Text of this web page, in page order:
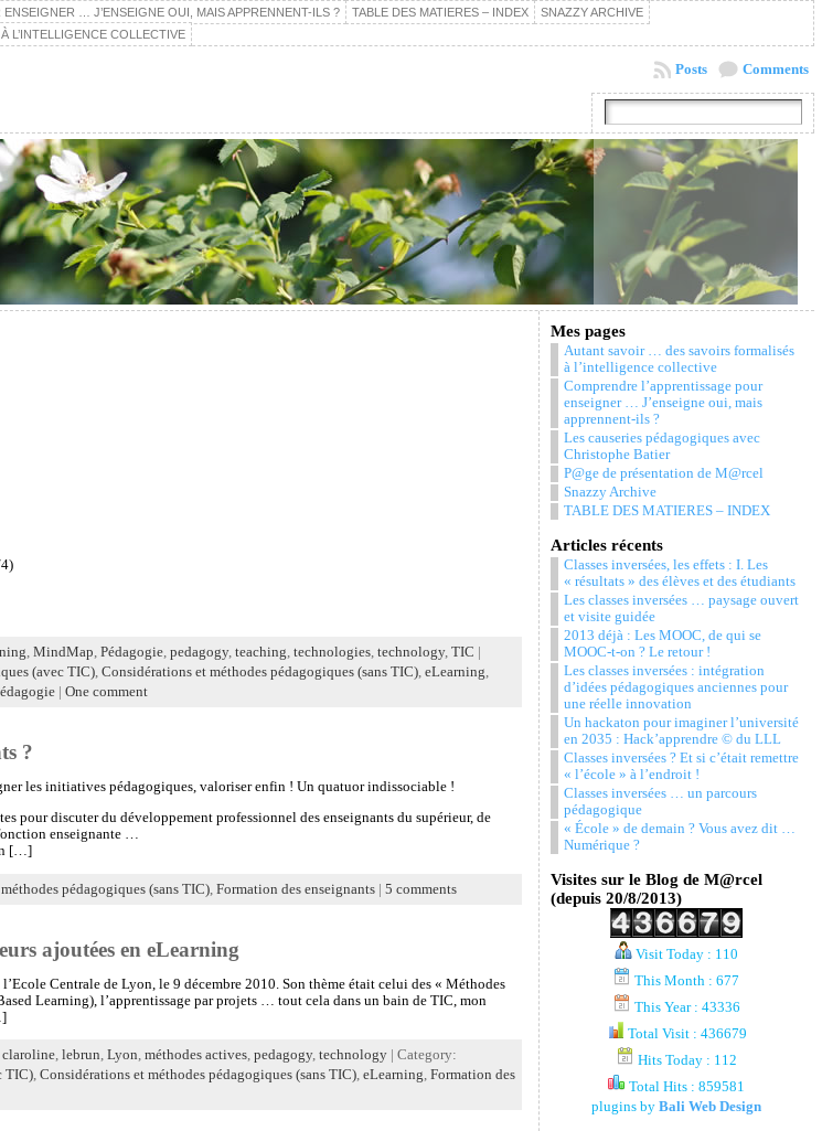
… J’ENSEIGNE OUI, MAIS APPRENNENT-ILS ? TABLE DES MATIERES – INDEX
SNAZZY ARCHIVE
L’INTELLIGENCE COLLECTIVE
Comments
Posts
, MindMap, Pédagogie, pedagogy, teaching, technologies, technology, TIC
(avec TIC), Considérations et méthodes pédagogiques (sans TIC), eLearning,
| One comment
?
les initiatives pédagogiques, valoriser enfin ! Un quatuor indissociable !
pour discuter du développement professionnel des enseignants du supérieur, de
enseignante …
[…]
pédagogiques (sans TIC), Formation des enseignants| 5 comments
ajoutées en eLearning
Centrale de Lyon, le 9 décembre 2010. Son thème était celui des « Méthodes
Learning), l’apprentissage par projets … tout cela dans un bain de TIC, mon
claroline, lebrun, Lyon, méthodes actives, pedagogy, technology| Category:
TIC), Considérations et méthodes pédagogiques (sans TIC), eLearning, Formation des
Mes pages
Autant savoir … des savoirs formalisés
à l’intelligence collective
Comprendre l’apprentissage pour
enseigner … J’enseigne oui, mais
apprennent-ils ?
Les causeries pédagogiques avec
Christophe Batier
P@ge de présentation de M@rcel
Snazzy Archive
TABLE DES MATIERES – INDEX
Articles récents
Classes inversées, les effets : I. Les
« résultats » des élèves et des étudiants
Les classes inversées … paysage ouvert
et visite guidée
2013 déjà : Les MOOC, de qui se
MOOC-t-on ? Le retour !
Les classes inversées : intégration
d’idées pédagogiques anciennes pour
une réelle innovation
Un hackaton pour imaginer l’université
en 2035 : Hack’apprendre © du LLL
Classes inversées ? Et si c’était remettre
« l’école » à l’endroit !
Classes inversées … un parcours
pédagogique
« École » de demain ? Vous avez dit …
Numérique ?
Visites sur le Blog de M@rcel
(depuis 20/8/2013)
Visit Today : 110
This Month : 677
This Year : 43336
Total Visit : 436679
Hits Today : 112
Total Hits : 859581
plugins byBali Web Design